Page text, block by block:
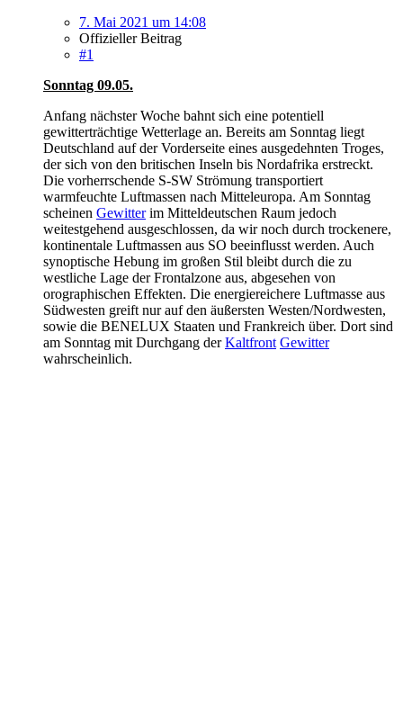
7. Mai 2021 um 14:08
Offizieller Beitrag
#1
Sonntag 09.05.
Anfang nächster Woche bahnt sich eine potentiell
gewitterträchtige Wetterlage an. Bereits am Sonntag liegt
Deutschland auf der Vorderseite eines ausgedehnten Troges,
der sich von den britischen Inseln bis Nordafrika erstreckt.
Die vorherrschende S-SW Strömung transportiert
warmfeuchte Luftmassen nach Mitteleuropa. Am Sonntag
scheinen Gewitterim Mitteldeutschen Raum jedoch
weitestgehend ausgeschlossen, da wir noch durch trockenere,
kontinentale Luftmassen aus SO beeinflusst werden. Auch
synoptische Hebung im großen Stil bleibt durch die zu
westliche Lage der Frontalzone aus, abgesehen von
orographischen Effekten. Die energiereichere Luftmasse aus
Südwesten greift nur auf den äußersten Westen/Nordwesten,
sowie die BENELUX Staaten und Frankreich über. Dort sind
am Sonntag mit Durchgang derKaltfront Gewitter
wahrscheinlich.